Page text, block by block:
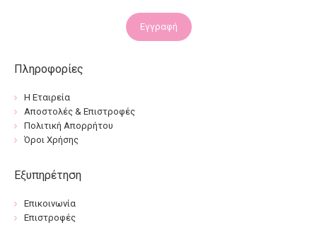
Εγγραφή
Πληροφορίες
Η Εταιρεία
Αποστολές & Επιστροφές
Πολιτική Απορρήτου
Όροι Χρήσης
Εξυπηρέτηση
Επικοινωνία
Επιστροφές